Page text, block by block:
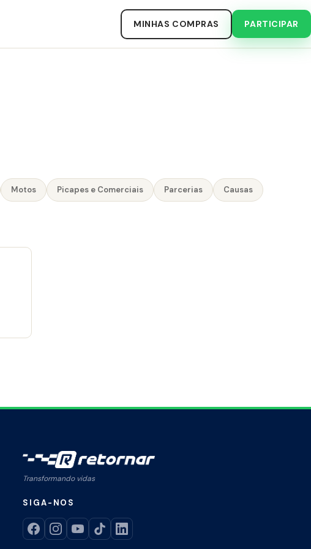
MINHAS COMPRAS PARTICIPAR
Motos Picapes e Comerciais Parcerias Causas
Transformando vidas
SIGA-NOS